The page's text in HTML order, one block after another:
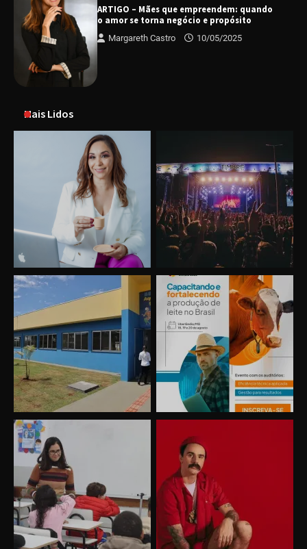
ARTIGO – Mães que empreendem: quando
o amor se torna negócio e propósito
Margareth Castro 10/05/2025
Mais Lidos